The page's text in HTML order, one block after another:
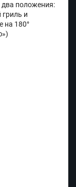
два положения:
и
на 180°